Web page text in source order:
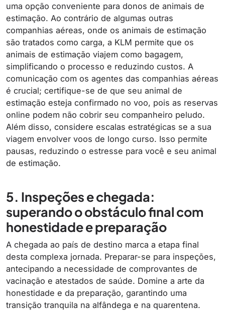
uma opção conveniente para donos de animais de
estimação. Ao contrário de algumas outras
companhias aéreas, onde os animais de estimação
são tratados como carga, a KLM permite que os
animais de estimação viajem como bagagem,
simplificando o processo e reduzindo custos. A
comunicação com os agentes das companhias aéreas
é crucial; certifique-se de que seu animal de
estimação esteja confirmado no voo, pois as reservas
online podem não cobrir seu companheiro peludo.
Além disso, considere escalas estratégicas se a sua
viagem envolver voos de longo curso. Isso permite
pausas, reduzindo o estresse para você e seu animal
de estimação.
5. Inspeções e chegada:
superando o obstáculo final com
honestidade e preparação
A chegada ao país de destino marca a etapa final
desta complexa jornada. Preparar-se para inspeções,
antecipando a necessidade de comprovantes de
vacinação e atestados de saúde. Domine a arte da
honestidade e da preparação, garantindo uma
transição tranquila na alfândega e na quarentena.